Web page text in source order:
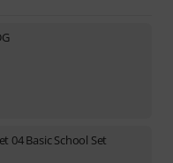
04 Basic School Set